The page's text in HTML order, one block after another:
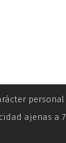
personal
ajenas a 7